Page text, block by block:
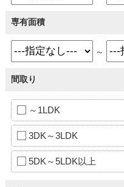
専有面積
～
間取り
～1LDK
3DK～3LDK
5DK～5LDK以上